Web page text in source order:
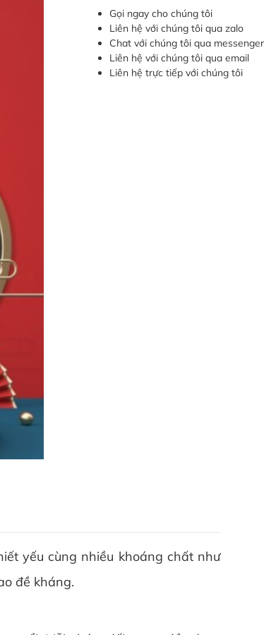
yếu cùng nhiều khoáng chất như
đề kháng.
Gọi ngay cho chúng tôi
Liên hệ với chúng tôi qua zalo
Chat với chúng tôi qua messenger
Liên hệ với chúng tôi qua email
Liên hệ trực tiếp với chúng tôi